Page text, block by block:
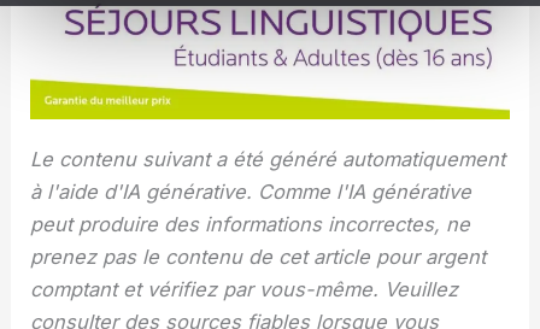
Le contenu suivant a été généré automatiquement
à l'aide d'IA générative. Comme l'IA générative
peut produire des informations incorrectes, ne
prenez pas le contenu de cet article pour argent
comptant et vérifiez par vous-même. Veuillez
consulter des sources fiables lorsque vous